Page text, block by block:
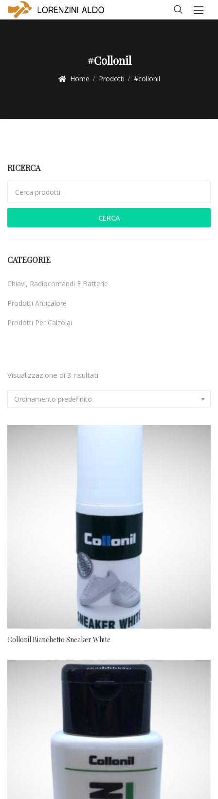
#collonil
Home Prodotti #collonil
RICERCA
CERCA
CATEGORIE
Chiavi, Radiocomandi E Batterie
Prodotti Anticalore
Prodotti Per Calzolai
Visualizzazione di 3 risultati
Ordinamento predefinito
Collonil Bianchetto Sneaker White